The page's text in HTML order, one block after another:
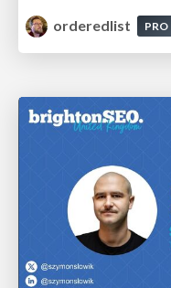
orderedlist
PRO